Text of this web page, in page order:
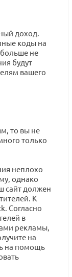
доход.
коды на
не
будут
вашего
то вы не
только
неплохо
однако
сайт должен
К
Согласно
в
рекламы,
на
на помощь